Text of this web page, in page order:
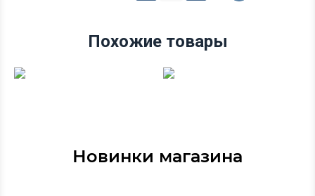
Похожие товары
Новинки магазина